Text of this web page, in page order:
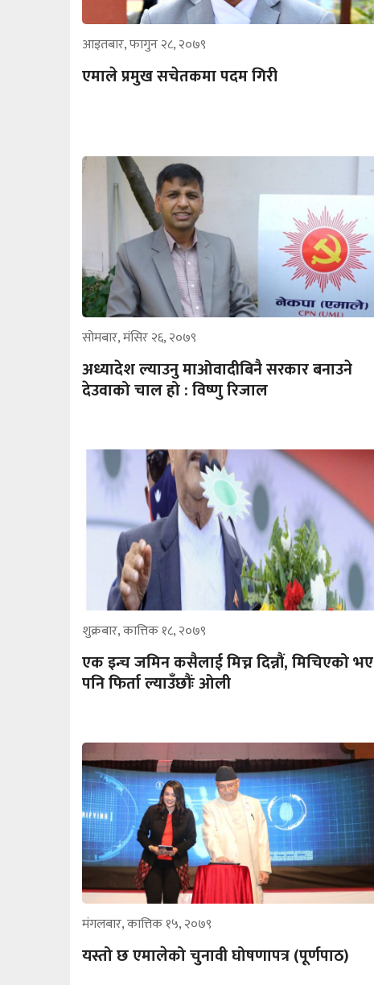
आइतबार, फागुन २८, २०७९
एमाले प्रमुख सचेतकमा पदम गिरी
सोमबार, मंसिर २६, २०७९
अध्यादेश ल्याउनु माओवादीबिनै सरकार बनाउने
देउवाको चाल हो : विष्णु रिजाल
शुक्रबार, कात्तिक १८, २०७९
एक इन्च जमिन कसैलाई मिच्न दिन्नौं, मिचिएको भए
पनि फिर्ता ल्याउँछौंः ओली
मंगलबार, कात्तिक १५, २०७९
यस्तो छ एमालेको चुनावी घोषणापत्र (पूर्णपाठ)